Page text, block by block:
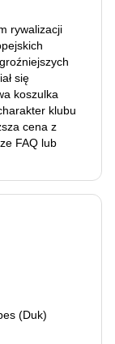
rywalizacji
się
koszulka
klubu
cena z
FAQ lub
(Duk)